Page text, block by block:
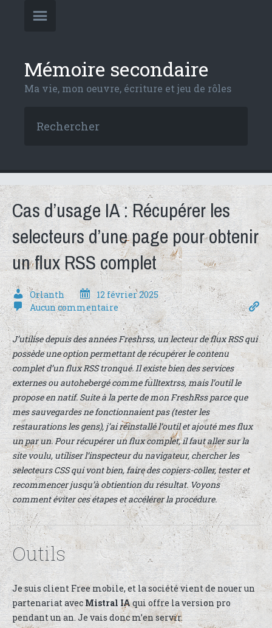
Mémoire secondaire
Ma vie, mon oeuvre, écriture et jeu de rôles
Cas d’usage IA : Récupérer les
selecteurs d’une page pour obtenir
un flux RSS complet
Orlanth
12 février 2025
Aucun commentaire
J’utilise depuis des années Freshrss, un lecteur de flux RSS qui
possède une option permettant de récupérer le contenu
complet d’un flux RSS tronqué. Il existe bien des services
externes ou autohebergé comme fulltextrss, mais l’outil le
propose en natif. Suite à la perte de mon FreshRss parce que
mes sauvegardes ne fonctionnaient pas (tester les
restaurations les gens), j’ai réinstallé l’outil et ajouté mes flux
un par un. Pour récupérer un flux complet, il faut aller sur la
site voulu, utiliser l’inspecteur du navigateur, chercher les
selecteurs CSS qui vont bien, faire des copiers-coller, tester et
recommencer jusqu’à obtiention du résultat. Voyons
comment éviter ces étapes et accélérer la procédure.
Outils
Je suis client Free mobile, et la société vient de nouer un
partenariat avec Mistral IAqui offre la version pro
pendant un an. Je vais donc m’en servir.